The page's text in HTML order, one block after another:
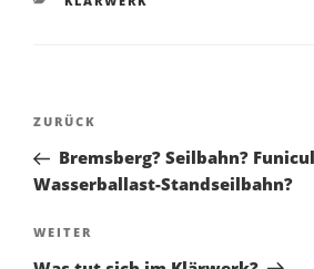
Beitragsnavigation
Vorheriger
Beitrag
ZURÜCK
Bremsberg? Seilbahn?
Wasserballast-Standseilbahn?
Nächster
Beitrag
WEITER